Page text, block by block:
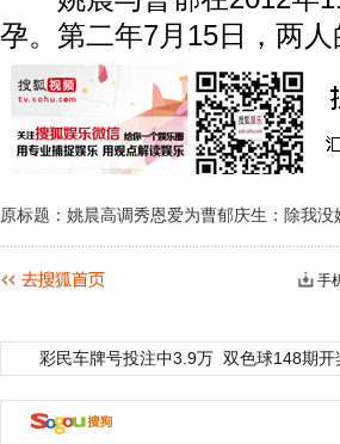
孕。第二年7月15日，两
原标题：姚晨高调秀恩爱为曹郁庆生：除我没
手
彩民车牌号投注中3.9万 双色球148期